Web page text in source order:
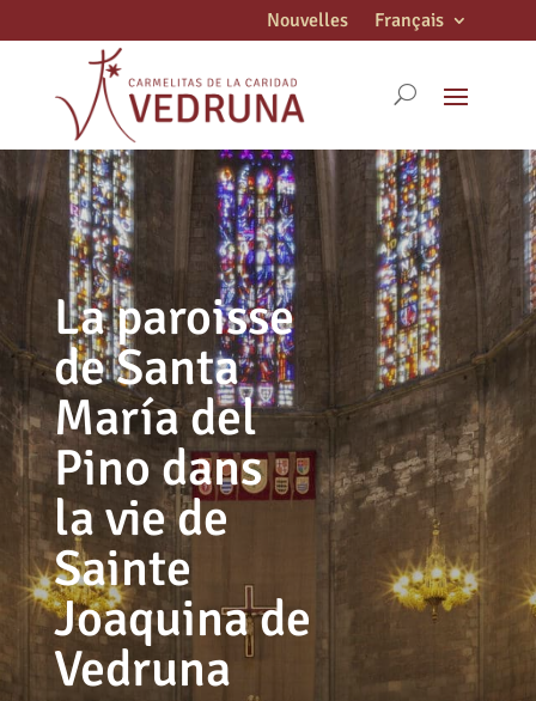
Nouvelles Français
La paroisse
de Santa
María del
Pino dans
la vie de
Sainte
Joaquina de
Vedruna